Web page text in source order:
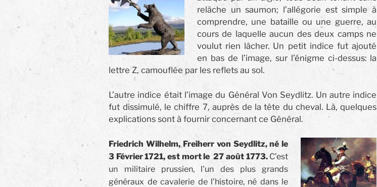
relâche un saumon; l’allégorie est simple à
comprendre, une bataille ou une guerre, au
cours de laquelle aucun des deux camps ne
voulut rien lâcher. Un petit indice fut ajouté
en bas de l’image, sur l’énigme ci-dessus: la
lettre Z, camouflée par les reflets au sol.
L’autre indice était l’image du Général Von Seydlitz. Un autre indice
fut dissimulé, le chiffre 7, auprès de la tête du cheval. Là, quelques
explications sont à fournir concernant ce Général.
Friedrich Wilhelm, Freiherr von Seydlitz, né le
3 Février 1721, est mort le 27 août 1773.C’est
un militaire prussien, l’un des plus grands
généraux de cavalerie de l’histoire, né dans le